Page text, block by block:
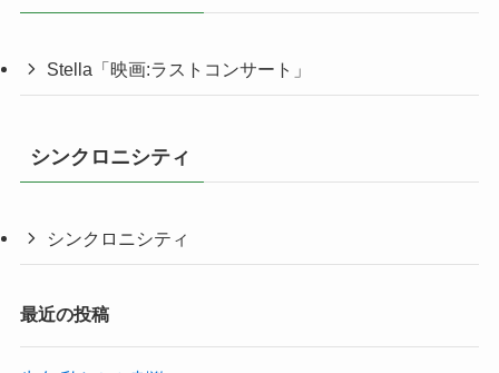
Stella「映画:ラストコンサート」
シンクロニシティ
シンクロニシティ
最近の投稿